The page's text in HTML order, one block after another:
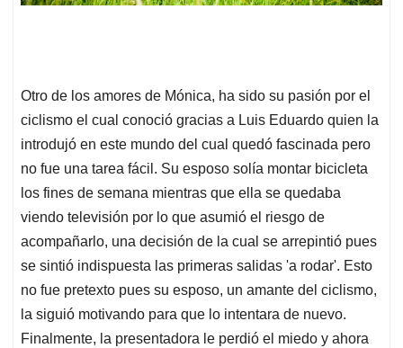
Otro de los amores de Mónica, ha sido su pasión por el
ciclismo el cual conoció gracias a Luis Eduardo quien la
introdujó en este mundo del cual quedó fascinada pero
no fue una tarea fácil. Su esposo solía montar bicicleta
los fines de semana mientras que ella se quedaba
viendo televisión por lo que asumió el riesgo de
acompañarlo, una decisión de la cual se arrepintió pues
se sintió indispuesta las primeras salidas 'a rodar'. Esto
no fue pretexto pues su esposo, un amante del ciclismo,
la siguió motivando para que lo intentara de nuevo.
Finalmente, la presentadora le perdió el miedo y ahora